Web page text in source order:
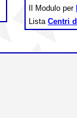
Il Modulo per
Lista Centri